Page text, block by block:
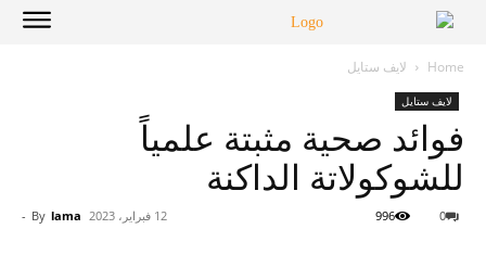
Home لايف ستايل
لايف ستايل
فوائد صحية مثبتة علمياً
للشوكولاتة الداكنة
By lama
- 12 فبراير، 2023 0
996